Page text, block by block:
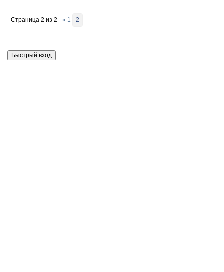
Страница 2 из 2 « 1 2